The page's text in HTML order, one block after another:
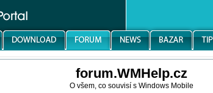
forum.WMHelp.cz
O všem, co souvisí s Windows Mobile